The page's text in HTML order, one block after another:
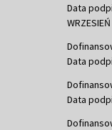
Data
Data
Data